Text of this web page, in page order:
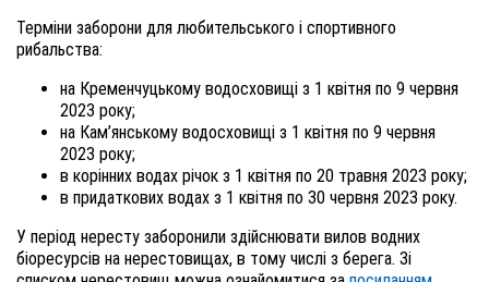
Терміни заборони для любительського і спортивного
рибальства:
на Кременчуцькому водосховищі з 1 квітня по 9 червня
2023 року;
на Кам’янському водосховищі з 1 квітня по 9 червня
2023 року;
в корінних водах річок з 1 квітня по 20 травня 2023 року;
в придаткових водах з 1 квітня по 30 червня 2023 року.
У період нересту заборонили здійснювати вилов водних
біоресурсів на нерестовищах, в тому числі з берега. Зі